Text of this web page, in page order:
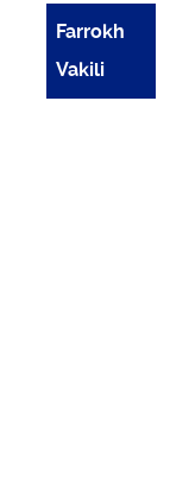
Farrokh
Vakili